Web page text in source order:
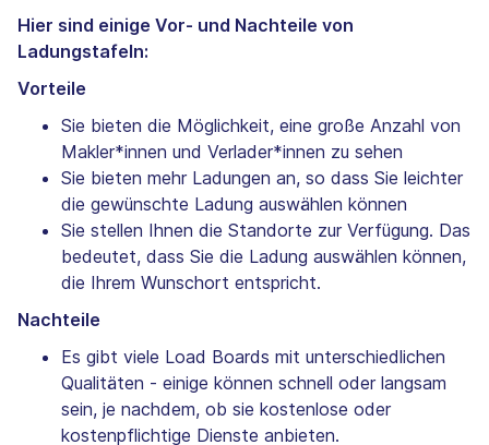
Hier sind einige Vor- und Nachteile von
Ladungstafeln:
Vorteile
Sie bieten die Möglichkeit, eine große Anzahl von
Makler*innen und Verlader*innen zu sehen
Sie bieten mehr Ladungen an, so dass Sie leichter
die gewünschte Ladung auswählen können
Sie stellen Ihnen die Standorte zur Verfügung. Das
bedeutet, dass Sie die Ladung auswählen können,
die Ihrem Wunschort entspricht.
Nachteile
Es gibt viele Load Boards mit unterschiedlichen
Qualitäten - einige können schnell oder langsam
sein, je nachdem, ob sie kostenlose oder
kostenpflichtige Dienste anbieten.